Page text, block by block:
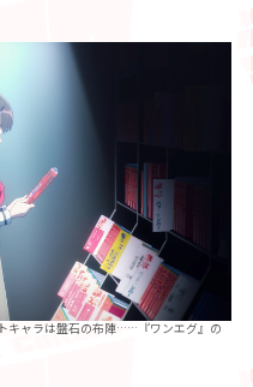
キャラは盤石の布陣……『ワンエグ』の